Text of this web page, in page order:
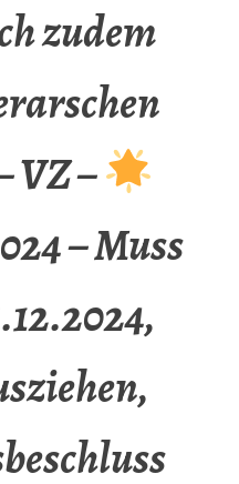
zudem
VZ –
– Muss